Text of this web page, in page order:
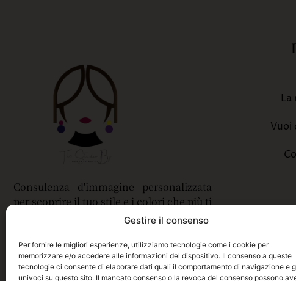
Gestire il consenso
Per fornire le migliori esperienze, utilizziamo tecnologie come i cookie per
memorizzare e/o accedere alle informazioni del dispositivo. Il consenso a queste
tecnologie ci consente di elaborare dati quali il comportamento di navigazione e
univoci su questo sito. Il mancato consenso o la revoca del consenso possono
Consulenza d'immagine personalizzata
per scoprire il tuo stile e i colori che più ti
La
Vuoi